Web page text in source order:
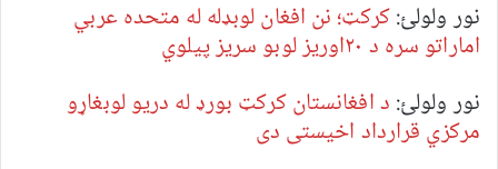
نور ولولئ:کرکټ؛ نن افغان لوبډله له متحده عربي
اماراتو سره د ۲۰اوریز لوبو سریز پیلوي
نور ولولئ: د افغانستان کرکټ بورډ له دریو لوبغاړو
مرکزي قرارداد اخیستی دی